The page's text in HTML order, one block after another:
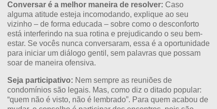
Conversar é a melhor maneira de resolver: Caso
alguma atitude esteja incomodando, explique ao seu
vizinho – de forma educada – sobre como o desconforto
está interferindo na sua rotina e prejudicando o seu bem-
estar. Se vocês nunca conversaram, essa é a oportunidade
para iniciar um diálogo gentil, sem palavras que possam
soar de maneira ofensiva.
Seja participativo: Nem sempre as reuniões de
condomínios são legais. Mas, como diz o ditado popular:
“quem não é visto, não é lembrado”. Para quem acabou de